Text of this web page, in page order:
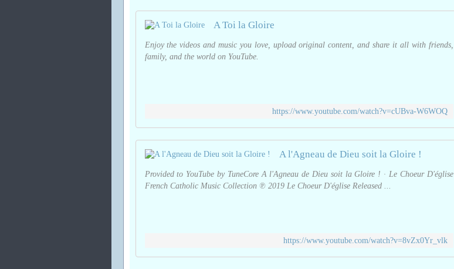
A Toi la Gloire
Enjoy the videos and music you love, upload original content, and share it all with friends,
family, and the world on YouTube.
https://www.youtube.com/watch?v=cUBva-W6WOQ
A l'Agneau de Dieu soit la Gloire !
Provided to YouTube by TuneCore A l'Agneau de Dieu soit la Gloire ! · Le Choeur D'église
French Catholic Music Collection ℗ 2019 Le Choeur D'église Released ...
https://www.youtube.com/watch?v=8vZx0Yr_vlk